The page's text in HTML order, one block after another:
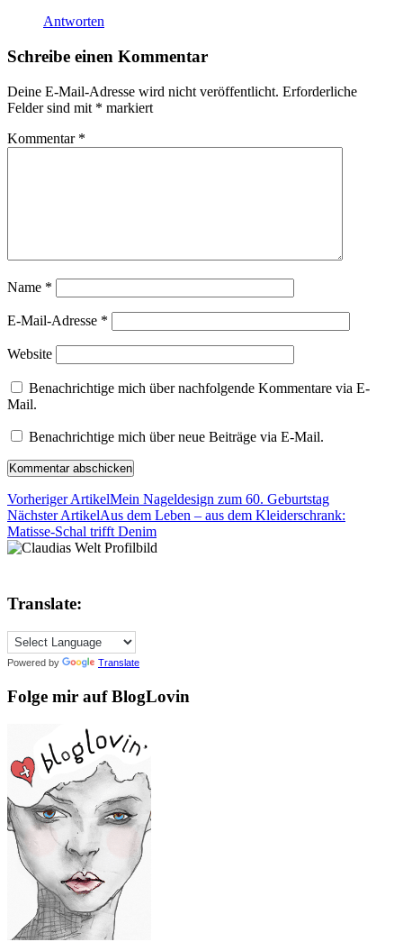
Antworten
Schreibe einen Kommentar
Deine E-Mail-Adresse wird nicht veröffentlicht. Erforderliche
Felder sind mit * markiert
Kommentar *
Name *
E-Mail-Adresse *
Website
Benachrichtige mich über nachfolgende Kommentare via E-
Mail.
Benachrichtige mich über neue Beiträge via E-Mail.
Vorheriger ArtikelMein Nageldesign zum 60. Geburtstag
Nächster ArtikelAus dem Leben – aus dem Kleiderschrank:
Matisse-Schal trifft Denim
Translate:
Powered by Translate
Folge mir auf BlogLovin